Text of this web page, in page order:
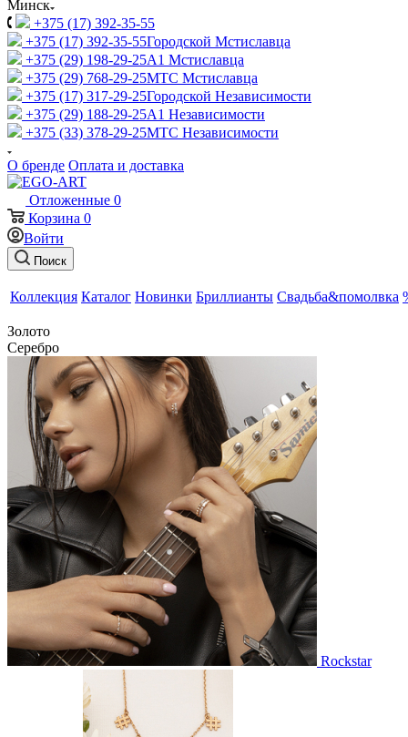
Минск
+375 (17) 392-35-55
+375 (17) 392-35-55Городской Мстиславца
+375 (29) 198-29-25A1 Мстиславца
+375 (29) 768-29-25МТС Мстиславца
+375 (17) 317-29-25Городской Независимости
+375 (29) 188-29-25A1 Независимости
+375 (33) 378-29-25МТС Независимости
О бренде Оплата и доставка
Отложенные 0
Корзина 0
Войти
Поиск
Коллекция Каталог Новинки Бриллианты Свадьба&помолвка
Золото
Серебро
Rockstar